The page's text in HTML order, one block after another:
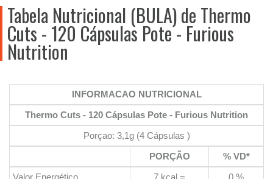
Tabela Nutricional (BULA) de Thermo
Cuts - 120 Cápsulas Pote - Furious
Nutrition
INFORMACAO NUTRICIONAL
Thermo Cuts - 120 Cápsulas Pote - Furious Nutrition
Porçao: 3,1g (4 Cápsulas )
PORÇÃO
% VD*
Valor Energético
7 kcal = 0 %